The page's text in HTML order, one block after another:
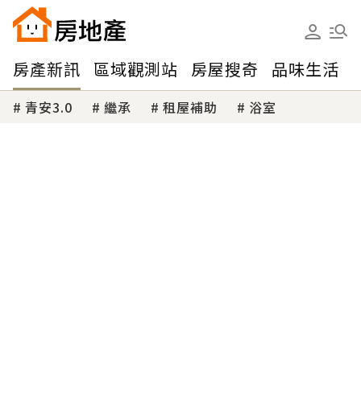
房產新訊 區域觀測站 房屋搜奇 品味生活
青安3.0 繼承 租屋補助 浴室